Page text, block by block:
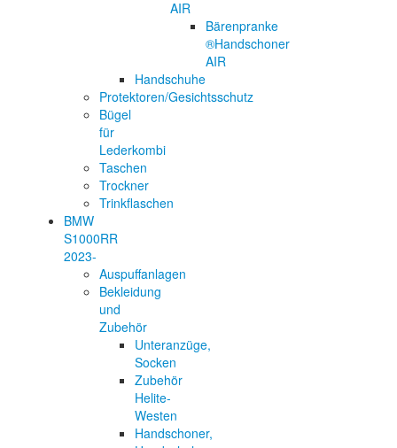
AIR
Bärenpranke
®Handschoner
AIR
Handschuhe
Protektoren/Gesichtsschutz
Bügel
für
Lederkombi
Taschen
Trockner
Trinkflaschen
BMW
S1000RR
2023-
Auspuffanlagen
Bekleidung
und
Zubehör
Unteranzüge,
Socken
Zubehör
Helite-
Westen
Handschoner,